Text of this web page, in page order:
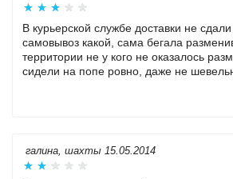
В курьерской службе доставки не сдали
самовывоз какой, сама бегала
территории не у кого не оказалось
сидели на попе ровно, даже не
галина, шахты 15.05.2014